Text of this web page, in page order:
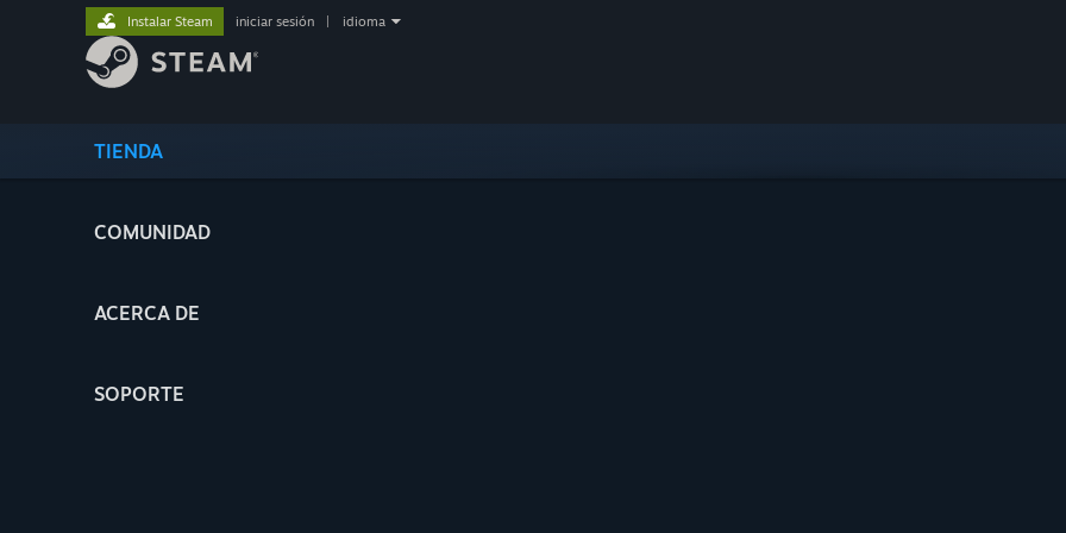
TIENDA
COMUNIDAD
ACERCA DE
SOPORTE
Instalar Steam iniciar sesión idioma